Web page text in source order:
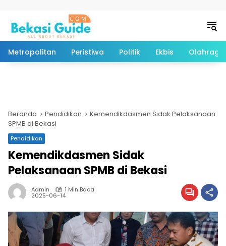
Metropolitan Peristiwa Politik Ekbis Olahraga
Beranda Pendidikan
Kemendikdasmen Sidak Pelaksanaan
SPMB di Bekasi
Pendidikan
Kemendikdasmen Sidak
Pelaksanaan SPMB di Bekasi
Admin 1 Min Baca
2025-06-14